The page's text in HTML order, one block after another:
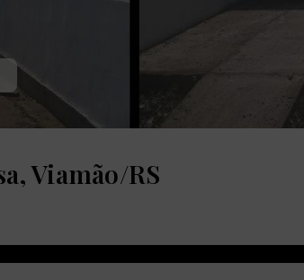
Viamão/RS